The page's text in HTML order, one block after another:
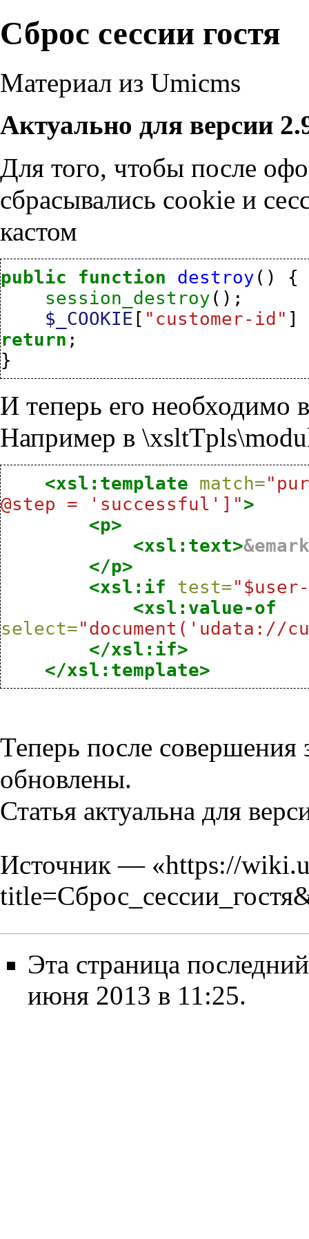
Сброс сессии гостя
Материал из Umicms
Актуально для версии
Для того, чтобы после
сбрасывались cookie и
кастом
public function destroy ()
{
session_destroy ();
$_COOKIE [ "customer-id" ]
return ;
}
И теперь его необходимо
Например в
<xsl:template match=
@step = 'successful']">
<p>
<xsl:text>
</p>
<xsl:if
test=
<xsl:value-of
select="document('udata://
</xsl:if>
</xsl:template>
Теперь после совершения
обновлены.
Статья актуальна для
Источник — «https://
Эта страница
июня 2013 в 11:25.